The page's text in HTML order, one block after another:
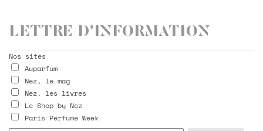
Lettre d’information
Nos sites
Auparfum
Nez, le mag
Nez, les livres
Le Shop by Nez
Paris Perfume Week